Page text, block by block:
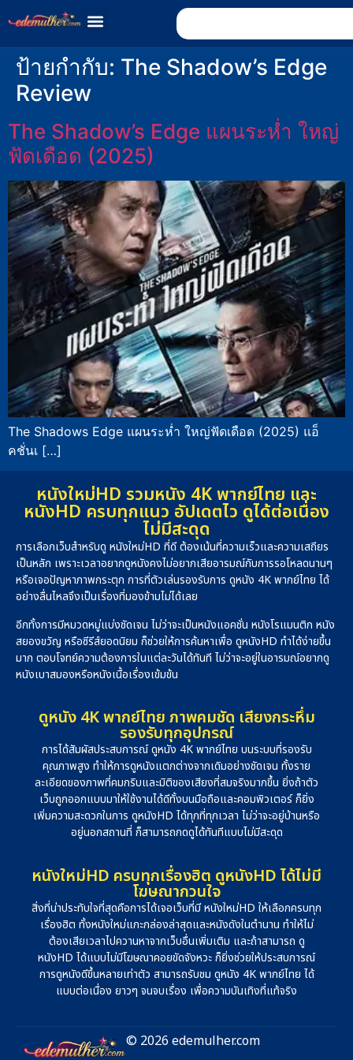
ป้ายกำกับ: The Shadow’s Edge
Review
The Shadow’s Edge แผนระห่ำ ใหญ่
ฟัดเดือด (2025)
The Shadows Edge แผนระห่ำ ใหญ่ฟัดเดือด (2025) แอ็
คชั่นเ […]
หนังใหม่HD รวมหนัง 4K พากย์ไทย และ
หนังHD ครบทุกแนว อัปเดตไว ดูได้ต่อเนื่อง
ไม่มีสะดุด
การเลือกเว็บสำหรับดู หนังใหม่HD ที่ดี ต้องเน้นที่ความเร็วและความเสถียร
เป็นหลัก เพราะเวลาอยากดูหนังคงไม่อยากเสียอารมณ์กับการรอโหลดนานๆ
หรือเจอปัญหาภาพกระตุก การที่ตัวเล่นรองรับการ ดูหนัง 4K พากย์ไทย ได้
อย่างลื่นไหลจึงเป็นเรื่องที่มองข้ามไม่ได้เลย
อีกทั้งการมีหมวดหมู่แบ่งชัดเจน ไม่ว่าจะเป็นหนังแอคชั่น หนังโรแมนติก หนัง
สยองขวัญ หรือซีรีส์ยอดนิยม ก็ช่วยให้การค้นหาเพื่อ ดูหนังHD ทำได้ง่ายขึ้น
มาก ตอบโจทย์ความต้องการในแต่ละวันได้ทันที ไม่ว่าจะอยู่ในอารมณ์อยากดู
หนังเบาสมองหรือหนังเนื้อเรื่องเข้มข้น
ดูหนัง 4K พากย์ไทย ภาพคมชัด เสียงกระหึ่ม
รองรับทุกอุปกรณ์
การได้สัมผัสประสบการณ์ ดูหนัง 4K พากย์ไทย บนระบบที่รองรับ
คุณภาพสูง ทำให้การดูหนังแตกต่างจากเดิมอย่างชัดเจน ทั้งราย
ละเอียดของภาพที่คมกริบและมิติของเสียงที่สมจริงมากขึ้น ยิ่งถ้าตัว
เว็บถูกออกแบบมาให้ใช้งานได้ดีทั้งบนมือถือและคอมพิวเตอร์ ก็ยิ่ง
เพิ่มความสะดวกในการ ดูหนังHD ได้ทุกที่ทุกเวลา ไม่ว่าจะอยู่บ้านหรือ
อยู่นอกสถานที่ ก็สามารถกดดูได้ทันทีแบบไม่มีสะดุด
หนังใหม่HD ครบทุกเรื่องฮิต ดูหนังHD ได้ไม่มี
โฆษณากวนใจ
สิ่งที่น่าประทับใจที่สุดคือการได้เจอเว็บที่มี หนังใหม่HD ให้เลือกครบทุก
เรื่องฮิต ทั้งหนังใหม่แกะกล่องล่าสุดและหนังดังในตำนาน ทำให้ไม่
ต้องเสียเวลาไปควานหาจากเว็บอื่นเพิ่มเติม และถ้าสามารถ ดู
หนังHD ได้แบบไม่มีโฆษณาคอยขัดจังหวะ ก็ยิ่งช่วยให้ประสบการณ์
การดูหนังดีขึ้นหลายเท่าตัว สามารถรับชม ดูหนัง 4K พากย์ไทย ได้
แบบต่อเนื่อง ยาวๆ จนจบเรื่อง เพื่อความบันเทิงที่แท้จริง
© 2026 edemulher.com